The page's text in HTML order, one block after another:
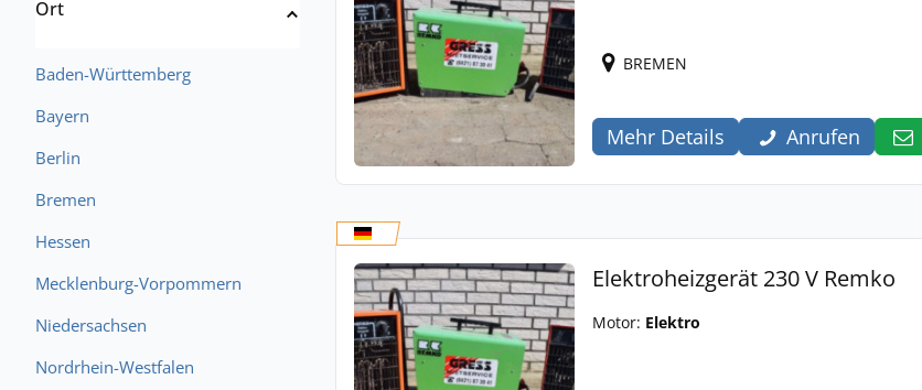
Ort
Baden-Württemberg
Bayern
Berlin
Bremen
Hessen
Mecklenburg-Vorpommern
Niedersachsen
Nordrhein-Westfalen
BREMEN
Mehr Details Anrufen
Elektroheizgerät 230 V Remko
Motor: Elektro